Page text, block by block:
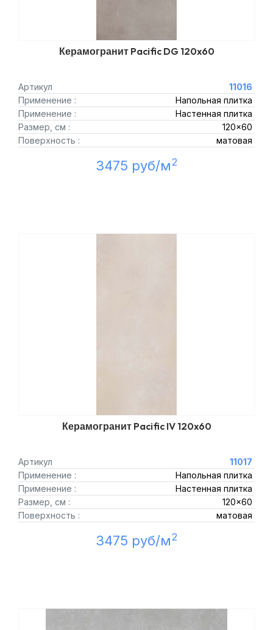
Керамогранит Pacific DG 120x60
Артикул
11016
Применение :
Напольная плитка
Применение :
Настенная плитка
Размер, см :
120x60
Поверхность :
матовая
3475 руб/м2
Керамогранит Pacific IV 120x60
Артикул
11017
Применение :
Напольная плитка
Применение :
Настенная плитка
Размер, см :
120x60
Поверхность :
матовая
3475 руб/м2